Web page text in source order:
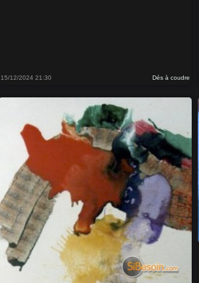
15/12/2024 21:30 Dés à coudre